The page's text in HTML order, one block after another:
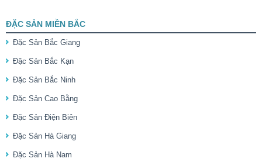
ĐẶC SẢN MIỀN BẮC
Đặc Sản Bắc Giang
Đặc Sản Bắc Kạn
Đặc Sản Bắc Ninh
Đặc Sản Cao Bằng
Đặc Sản Điện Biên
Đặc Sản Hà Giang
Đặc Sản Hà Nam